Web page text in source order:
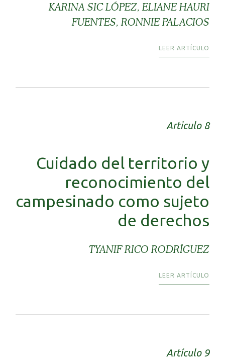
KARINA SIC LÓPEZ, ELIANE HAURI
FUENTES, RONNIE PALACIOS
LEER ARTÍCULO
Articulo 8
Cuidado del territorio y
reconocimiento del
campesinado como sujeto
de derechos
TYANIF RICO RODRÍGUEZ
LEER ARTÍCULO
Artículo 9